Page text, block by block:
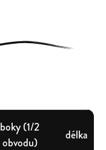
boky (1/2
obvodu)
délka